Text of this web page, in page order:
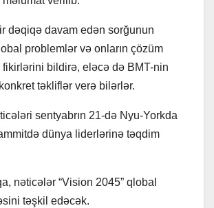
dəqiqə davam edən sorğunun
problemlər və onların çözüm
fikirlərini bildirə, eləcə də BMT-nin
təkliflər verə bilərlər.
sentyabrın 21-də Nyu-Yorkda
dünya liderlərinə təqdim
nəticələr “Vision 2045” qlobal
təşkil edəcək.